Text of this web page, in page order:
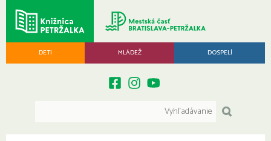
DETI MLÁDEŽ DOSPELÍ